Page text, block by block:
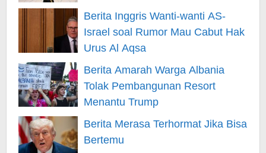
Berita Inggris Wanti-wanti AS-
Israel soal Rumor Mau Cabut Hak
Urus Al Aqsa
Berita Amarah Warga Albania
Tolak Pembangunan Resort
Menantu Trump
Berita Merasa Terhormat Jika Bisa
Bertemu